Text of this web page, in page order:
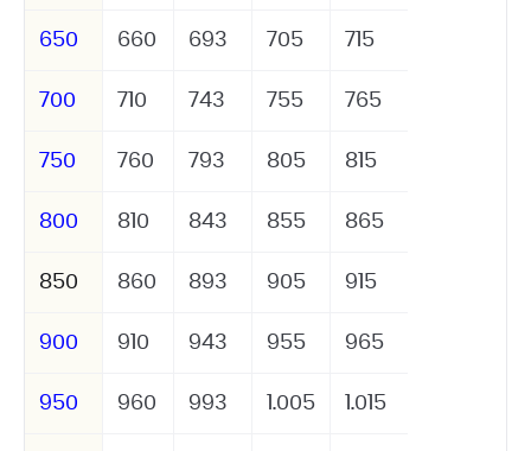
650 660 693 705 715
700 710 743 755 765
750 760 793 805 815
800 810 843 855 865
850 860 893 905 915
900 910 943 955 965
950 960 993 1.005 1.015